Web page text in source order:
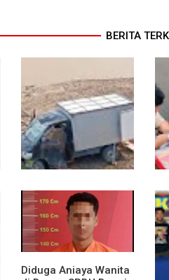
BERITA
Mobil Box Terjun ke
Jurang Depan KC,
Diduga Rem Blong
Diduga Aniaya Wanita